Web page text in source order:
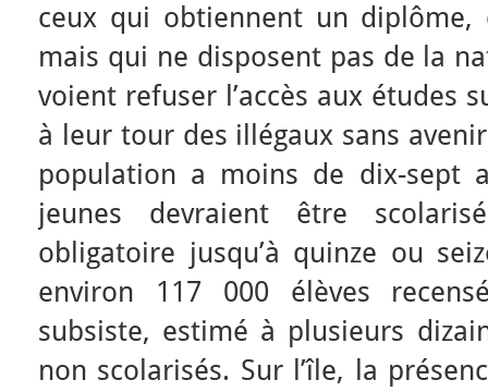
ceux qui obtiennent un diplôme,
mais qui ne disposent pas de la
voient refuser l’accès aux études
à leur tour des illégaux sans
population a moins de dix-sept
jeunes devraient être
obligatoire jusqu’à quinze ou
environ 117 000 élèves
subsiste, estimé à plusieurs
non scolarisés. Sur l’île, la